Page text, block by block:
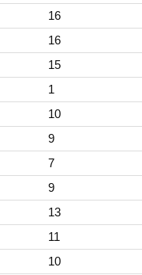
16
16
15
1
10
9
7
9
13
11
10